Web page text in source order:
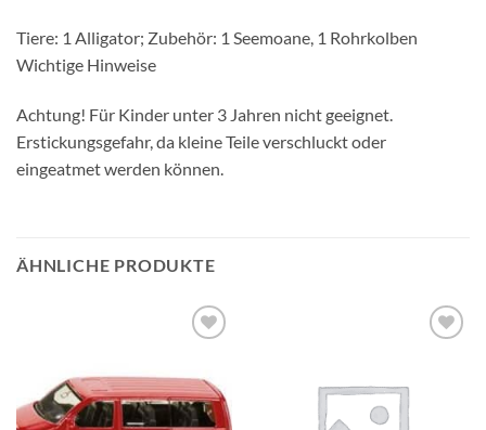
Tiere: 1 Alligator; Zubehör: 1 Seemoane, 1 Rohrkolben
Wichtige Hinweise
Achtung! Für Kinder unter 3 Jahren nicht geeignet.
Erstickungsgefahr, da kleine Teile verschluckt oder
eingeatmet werden können.
ÄHNLICHE PRODUKTE